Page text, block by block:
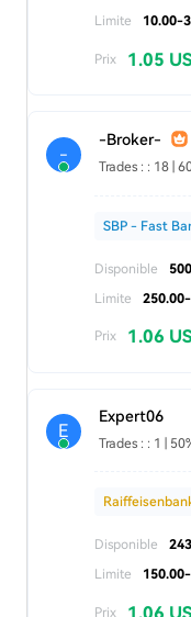
Limite
10.00-
Prix 1.05
-
-Broker-
Trades : : 18 |
SBP - Fast
Disponible
Limite
Prix 1.06
E
Expert06
Trades : : 1 |
Disponible
Limite
Prix 1.06